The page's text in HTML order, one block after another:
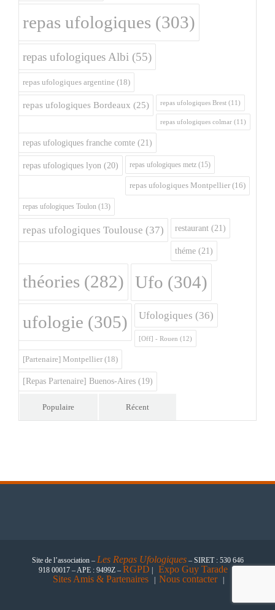
repas ufologiques (303)
repas ufologiques Albi (55)
repas ufologiques argentine (18)
repas ufologiques Bordeaux (25) repas ufologiques Brest (11)
repas ufologiques colmar (11)
repas ufologiques franche comte (21)
repas ufologiques lyon (20) repas ufologiques metz (15)
repas ufologiques Montpellier (16)
repas ufologiques Toulon (13)
repas ufologiques Toulouse (37) restaurant (21)
théme (21)
théories (282) Ufo (304)
ufologie (305) Ufologiques (36)
[Off] - Rouen (12)
[Partenaire] Montpellier (18)
[Repas Partenaire] Buenos-Aires (19)
Populaire Récent
Site de l’association – Les Repas Ufologiques– SIRET : 530 646
918 00017 – APE : 9499Z – RGPD Expo Guy Tarade
Sites Amis & Partenaires Nous contacter|